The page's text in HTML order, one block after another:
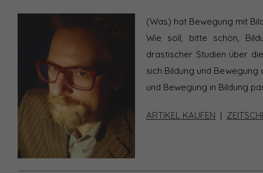
(Was) hat Bewegung mit
Wie soll, bitte schön,
drastischer Studien über
sich Bildung und
und Bewegung in Bildung
ARTIKEL KAUFEN